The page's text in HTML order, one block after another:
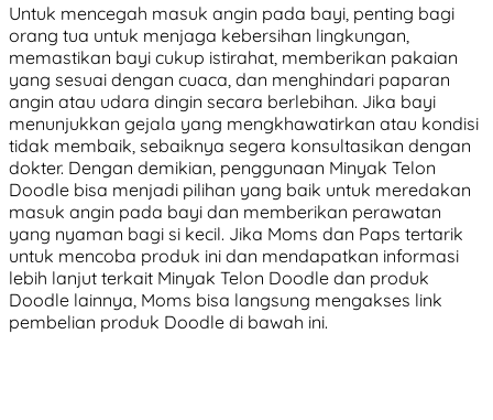
Untuk mencegah masuk angin pada bayi, penting bagi
orang tua untuk menjaga kebersihan lingkungan,
memastikan bayi cukup istirahat, memberikan pakaian
yang sesuai dengan cuaca, dan menghindari paparan
angin atau udara dingin secara berlebihan. Jika bayi
menunjukkan gejala yang mengkhawatirkan atau kondisi
tidak membaik, sebaiknya segera konsultasikan dengan
dokter. Dengan demikian, penggunaan Minyak Telon
Doodle bisa menjadi pilihan yang baik untuk meredakan
masuk angin pada bayi dan memberikan perawatan
yang nyaman bagi si kecil. Jika Moms dan Paps tertarik
untuk mencoba produk ini dan mendapatkan informasi
lebih lanjut terkait Minyak Telon Doodle dan produk
Doodle lainnya, Moms bisa langsung mengakses link
pembelian produk Doodle di bawah ini.